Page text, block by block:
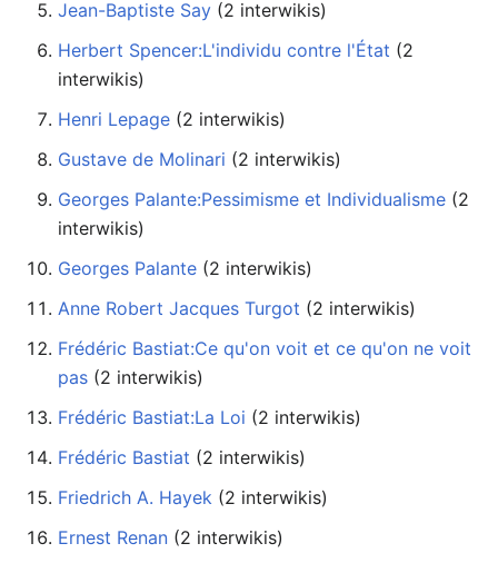
Jean-Baptiste Say ‏‎ (2 interwikis)
Herbert Spencer:L'individu contre l'État
interwikis)
Henri Lepage ‏‎ (2 interwikis)
Gustave de Molinari ‏‎ (2 interwikis)
Georges Palante:Pessimisme et Individualisme
interwikis)
Georges Palante ‏‎ (2 interwikis)
Anne Robert Jacques Turgot ‏‎ (2 interwikis)
Frédéric Bastiat:Ce qu'on voit et ce qu'on ne voit
pas ‏‎ (2 interwikis)
Frédéric Bastiat:La Loi ‏‎ (2 interwikis)
Frédéric Bastiat ‏‎ (2 interwikis)
Friedrich A. Hayek ‏‎ (2 interwikis)
Ernest Renan ‏‎ (2 interwikis)